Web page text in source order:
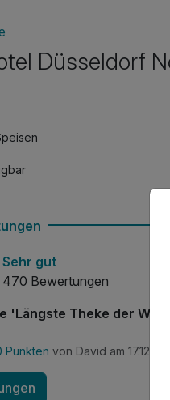
Düsseldorf
Sehr gut
470 Bewertungen
'Längste Theke der Welt'
Punkten von David am